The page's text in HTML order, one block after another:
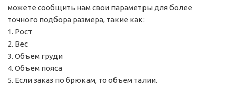
можете сообщить нам свои параметры для более
точного подбора размера, такие как:
1. Рост
2. Вес
3. Объем груди
4. Объем пояса
5. Если заказ по брюкам, то объем талии.